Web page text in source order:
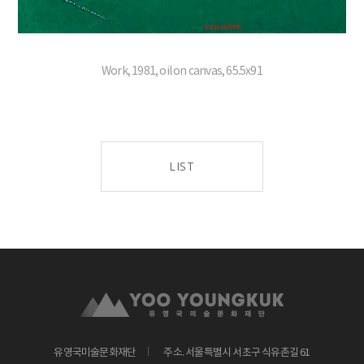
Work, 1981, oil on canvas, 65.5x91
LIST
유영국미술문화재단 주소. 서울특별시 서초구 식유촌길 61